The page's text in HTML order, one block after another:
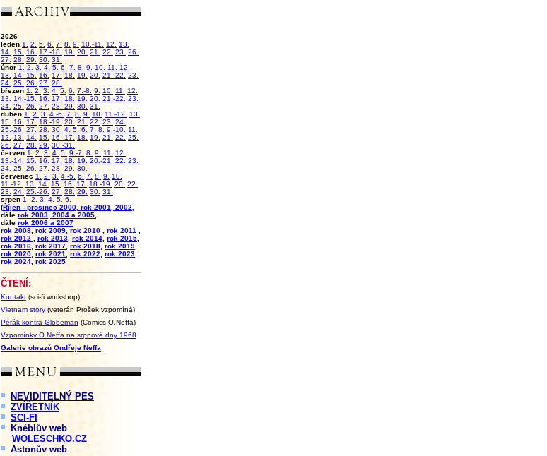
2026
leden 1. 2. 5. 6. 7. 8. 9. 10.-11. 12.
13.
14.
15. 16. 17.-18. 19. 20. 21. 22. 23.
26.
27.
28. 29. 30. 31.
únor 1. 2. 3. 4. 5. 6. 7.-8. 9. 10. 11.
12.
13.
14.-15. 16. 17. 18. 19. 20. 21.-22.
23.
24. 25. 26. 27.
28.
březen 1. 2. 3. 4. 5. 6. 7.-8. 9. 10. 11.
12.
13.
14.-15. 16. 17. 18. 19. 20. 21.-22.
23.
24. 25. 26. 27. 28.-29. 30. 31.
duben 1. 2. 3. 4.-6. 7. 8. 9. 10. 11.-12.
13.
15.
16. 17. 18.-19. 20. 21. 22. 23.
24.
25.-26.
27. 28. 30. 4. 5. 6. 7. 8. 9.-10.
11.
12.
13. 14. 15. 16.-17. 18. 19. 21. 22.
25.
26.
27. 28. 29.
30.-31.
červen 1. 2. 3. 4. 5. 9.-7. 8. 9. 11.
12.
13.-14.
15. 16. 17. 18. 19. 20.-21. 22.
23.
24. 25. 26. 27.-28. 29.
30.
červenec 1. 2. 3. 4.-5. 6. 7. 8. 9.
10.
11.-12.
13. 14. 15. 16. 17. 18.-19. 20. 22.
23.
24. 25.-26. 27. 28. 29. 30. 31.
srpen 1.-2. 3. 4. 5. 6.
(Říjen - prosinec 2000, rok 2001, 2002,
dále rok 2003, 2004 a 2005
dále rok 2006 a 2007
rok 2008 rok 2009 rok 2010 rok 2011
rok 2012
rok 2013 rok 2014 rok 2015
rok 2016 rok 2017 rok 2018 rok 2019
rok 2020 rok 2021 rok 2022 rok 2023
rok 2024 rok 2025
ČTENÍ:
Kontakt (sci-fi workshop)
Vietnam story (veterán Prošek vzpomíná)
Pérák kontra Globeman (Comics O.Neffa)
Vzpomínky O.Neffa na srpnové dny 1968
Galerie obrazů Ondřeje Neffa
NEVIDITELNÝ PES
ZVÍŘETNÍK
SCI-FI
Knéblův web
WOLESCHKO.CZ
Astonův web